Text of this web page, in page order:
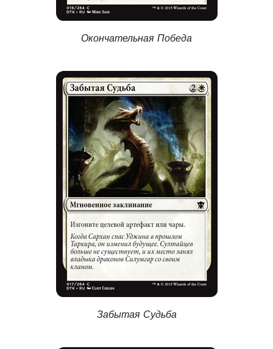
Окончательная Победа
Забытая Судьба